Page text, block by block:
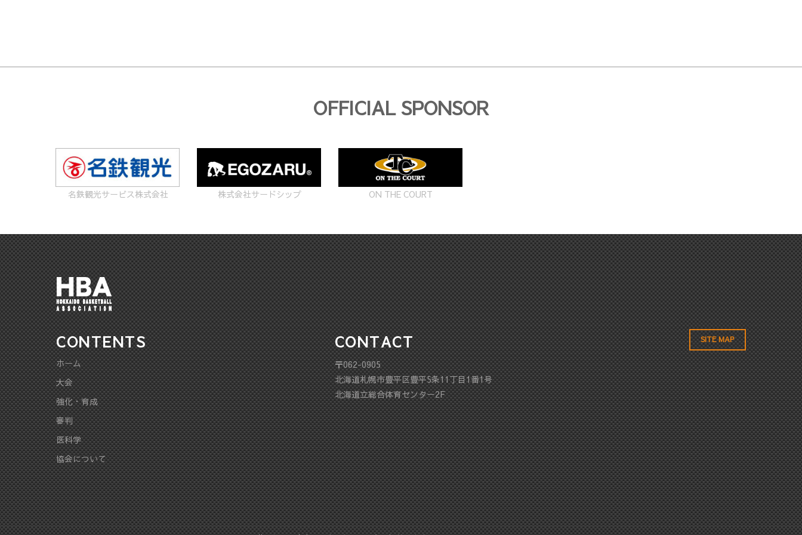
OFFICIAL SPONSOR
名鉄観光サービス株式会社 株式会社サードシップ ON THE COURT
CONTENTS
ホーム
大会
強化・育成
審判
医科学
協会について
CONTACT
〒062-0905
北海道札幌市豊平区豊平5条11丁目1番1号
北海道立総合体育センター2F
SITE MAP